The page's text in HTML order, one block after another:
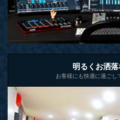
明るくお洒
お客様にも快適に過ごし